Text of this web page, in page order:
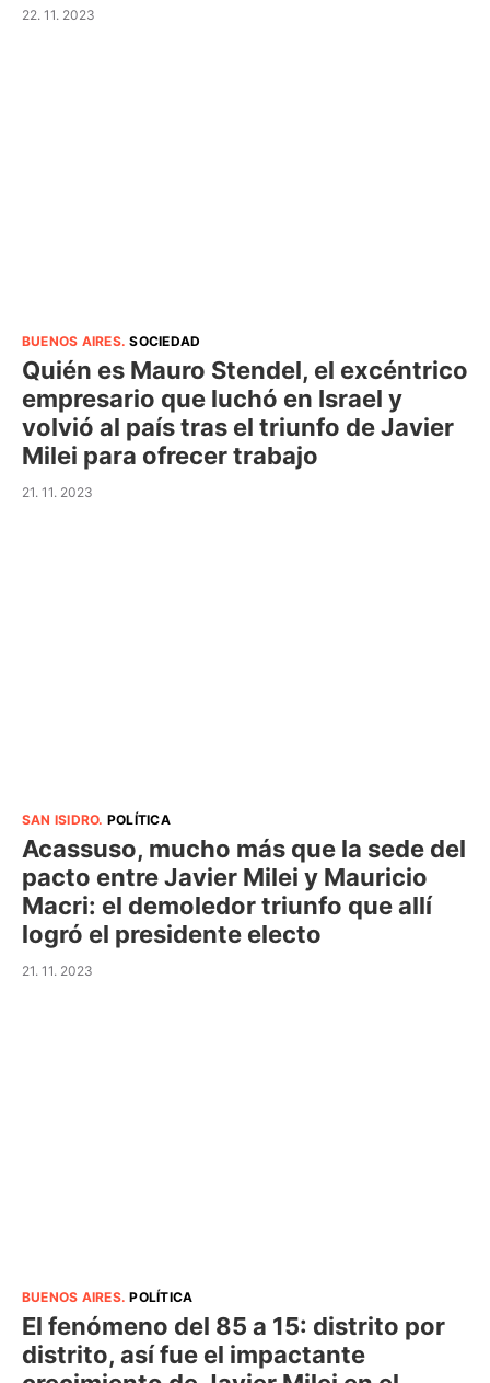
22. 11. 2023
BUENOS AIRES.SOCIEDAD
Quién es Mauro Stendel, el excéntrico
empresario que luchó en Israel y
volvió al país tras el triunfo de Javier
Milei para ofrecer trabajo
21. 11. 2023
SAN ISIDRO. POLÍTICA
Acassuso, mucho más que la sede del
pacto entre Javier Milei y Mauricio
Macri: el demoledor triunfo que allí
logró el presidente electo
21. 11. 2023
BUENOS AIRES.POLÍTICA
El fenómeno del 85 a 15: distrito por
distrito, así fue el impactante